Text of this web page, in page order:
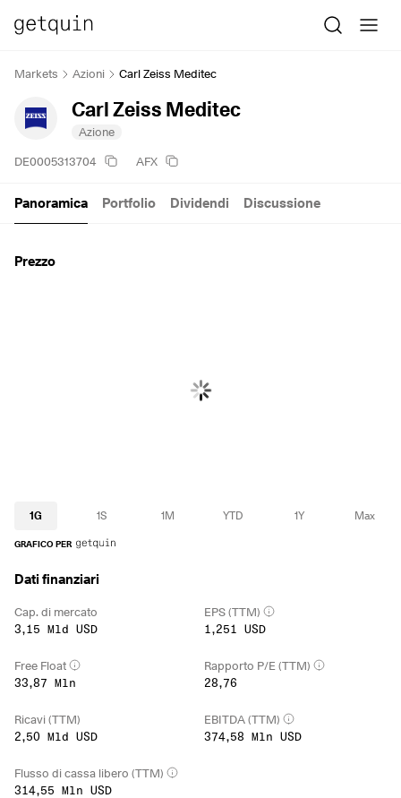
Markets Azioni Carl Zeiss Meditec
Carl Zeiss Meditec
Azione
DE0005313704 AFX
Panoramica Portfolio Dividendi Discussione
Prezzo
1G 1S 1M YTD 1Y Max
GRAFICO PER
Dati finanziari
Cap. di mercato
3,15 Mld USD
EPS (TTM)
1,251 USD
Free Float
33,87 Mln
Rapporto P/E (TTM)
28,76
Ricavi (TTM)
2,50 Mld USD
EBITDA (TTM)
374,58 Mln USD
Flusso di cassa libero (TTM)
314,55 Mln USD